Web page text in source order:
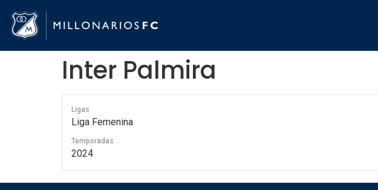
Inter Palmira
Ligas
Liga Femenina
Temporadas
2024